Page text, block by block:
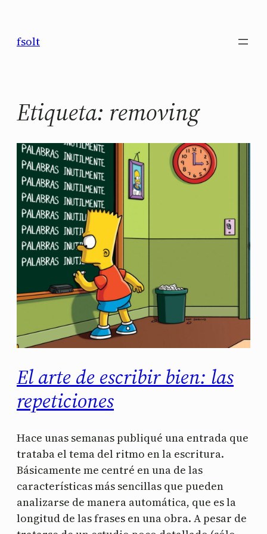
contenido
fsolt
Etiqueta: removing
El arte de escribir bien: las
repeticiones
Hace unas semanas publiqué una entrada que
trataba el tema del ritmo en la escritura.
Básicamente me centré en una de las
características más sencillas que pueden
analizarse de manera automática, que es la
longitud de las frases en una obra. A pesar de